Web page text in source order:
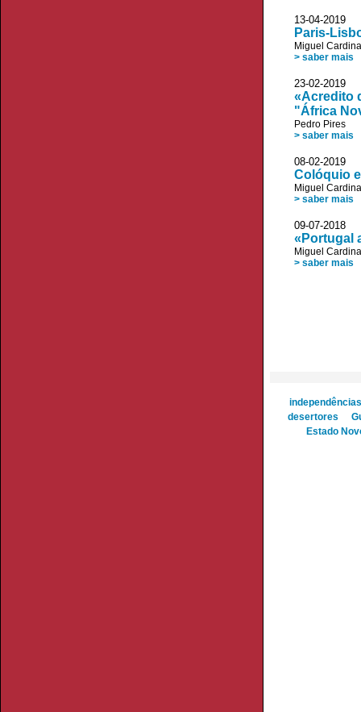
13-04-2019
Paris-
Miguel Cardina
> saber mais
23-02-2019
«Acredito
"África
Pedro Pires
> saber mais
08-02-2019
Colóquio
Miguel Cardina
> saber mais
09-07-
«Portugal
Miguel Cardina
> saber mais
independências
desertores
Estado